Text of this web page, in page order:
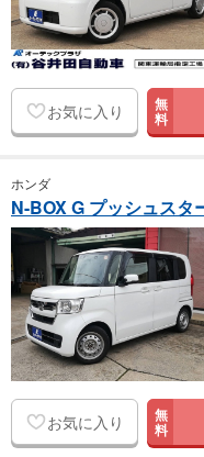
お気に入り 無
料
ホンダ
N-BOX G プッシュスタ
お気に入り 無
料